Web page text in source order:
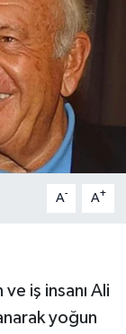
A- A+
iş insanı Ali
yoğun